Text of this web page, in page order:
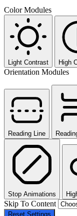
Color Modules
Light Contrast High
Orientation Modules
Reading Line
Stop Animations
Skip To Content
Reset Settings